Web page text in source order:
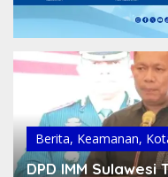
Berita, Keamanan,
DPD IMM Sulawesi